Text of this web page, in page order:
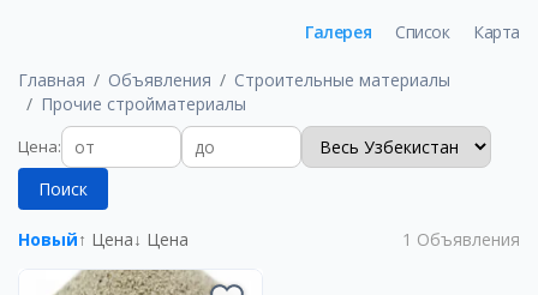
Главная Объявления
Строительные материалы
Прочие стройматериалы
Галерея Список Карта
Цена:
Поиск
Новый↑ Цена↓ Цена 1 Объявления